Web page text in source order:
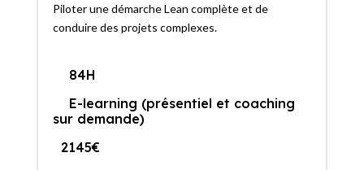
Piloter une démarche Lean complète et de
conduire des projets complexes.
84H
E-learning (présentiel et coaching
sur demande)
2145€